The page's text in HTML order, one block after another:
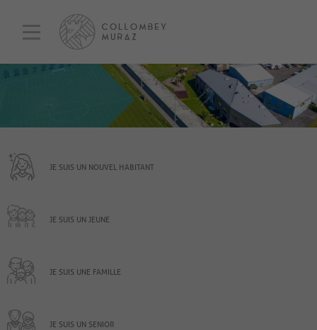
JE SUIS UN NOUVEL HABITANT
JE SUIS UN JEUNE
JE SUIS UNE FAMILLE
JE SUIS UN SENIOR